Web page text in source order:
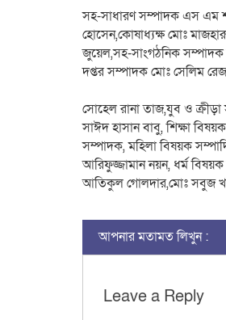
সহ-সাধারণ সম্পাদক এস এম
হোসেন,কোষাধ্যক্ষ মোঃ
জুয়েল,সহ-সাংগঠনিক
দপ্তর সম্পাদক মোঃ সেলিম
সোহেল রানা তাজ,যুব ও
সাঈদ হাসান বাবু, শিক্ষা
সম্পাদক, মহিলা বিষয়ক
আরিফুজ্জামান নয়ন, ধর্ম
আতিকুল গোলদার,মোঃ সবুজ
আপনার মতামত লিখুন :
Leave a Reply